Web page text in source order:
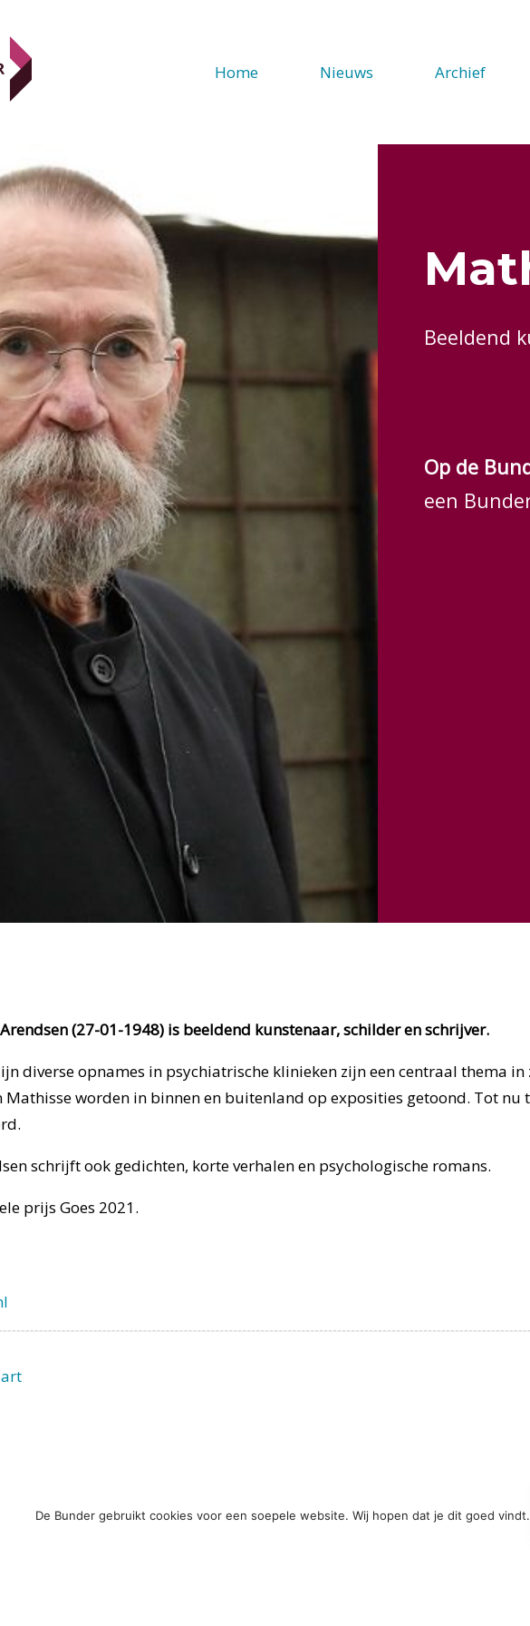
Home Nieuws Archief
Beeldend
Op de
een
(27-01-1948) is beeldend kunstenaar, schilder en schrijver.
diverse opnames in psychiatrische klinieken zijn een centraal thema in
Mathisse worden in binnen en buitenland op exposities getoond. Tot nu
schrijft ook gedichten, korte verhalen en psychologische romans.
prijs Goes 2021.
De Bunder gebruikt cookies voor een soepele website. Wij hopen dat je dit goed vindt.